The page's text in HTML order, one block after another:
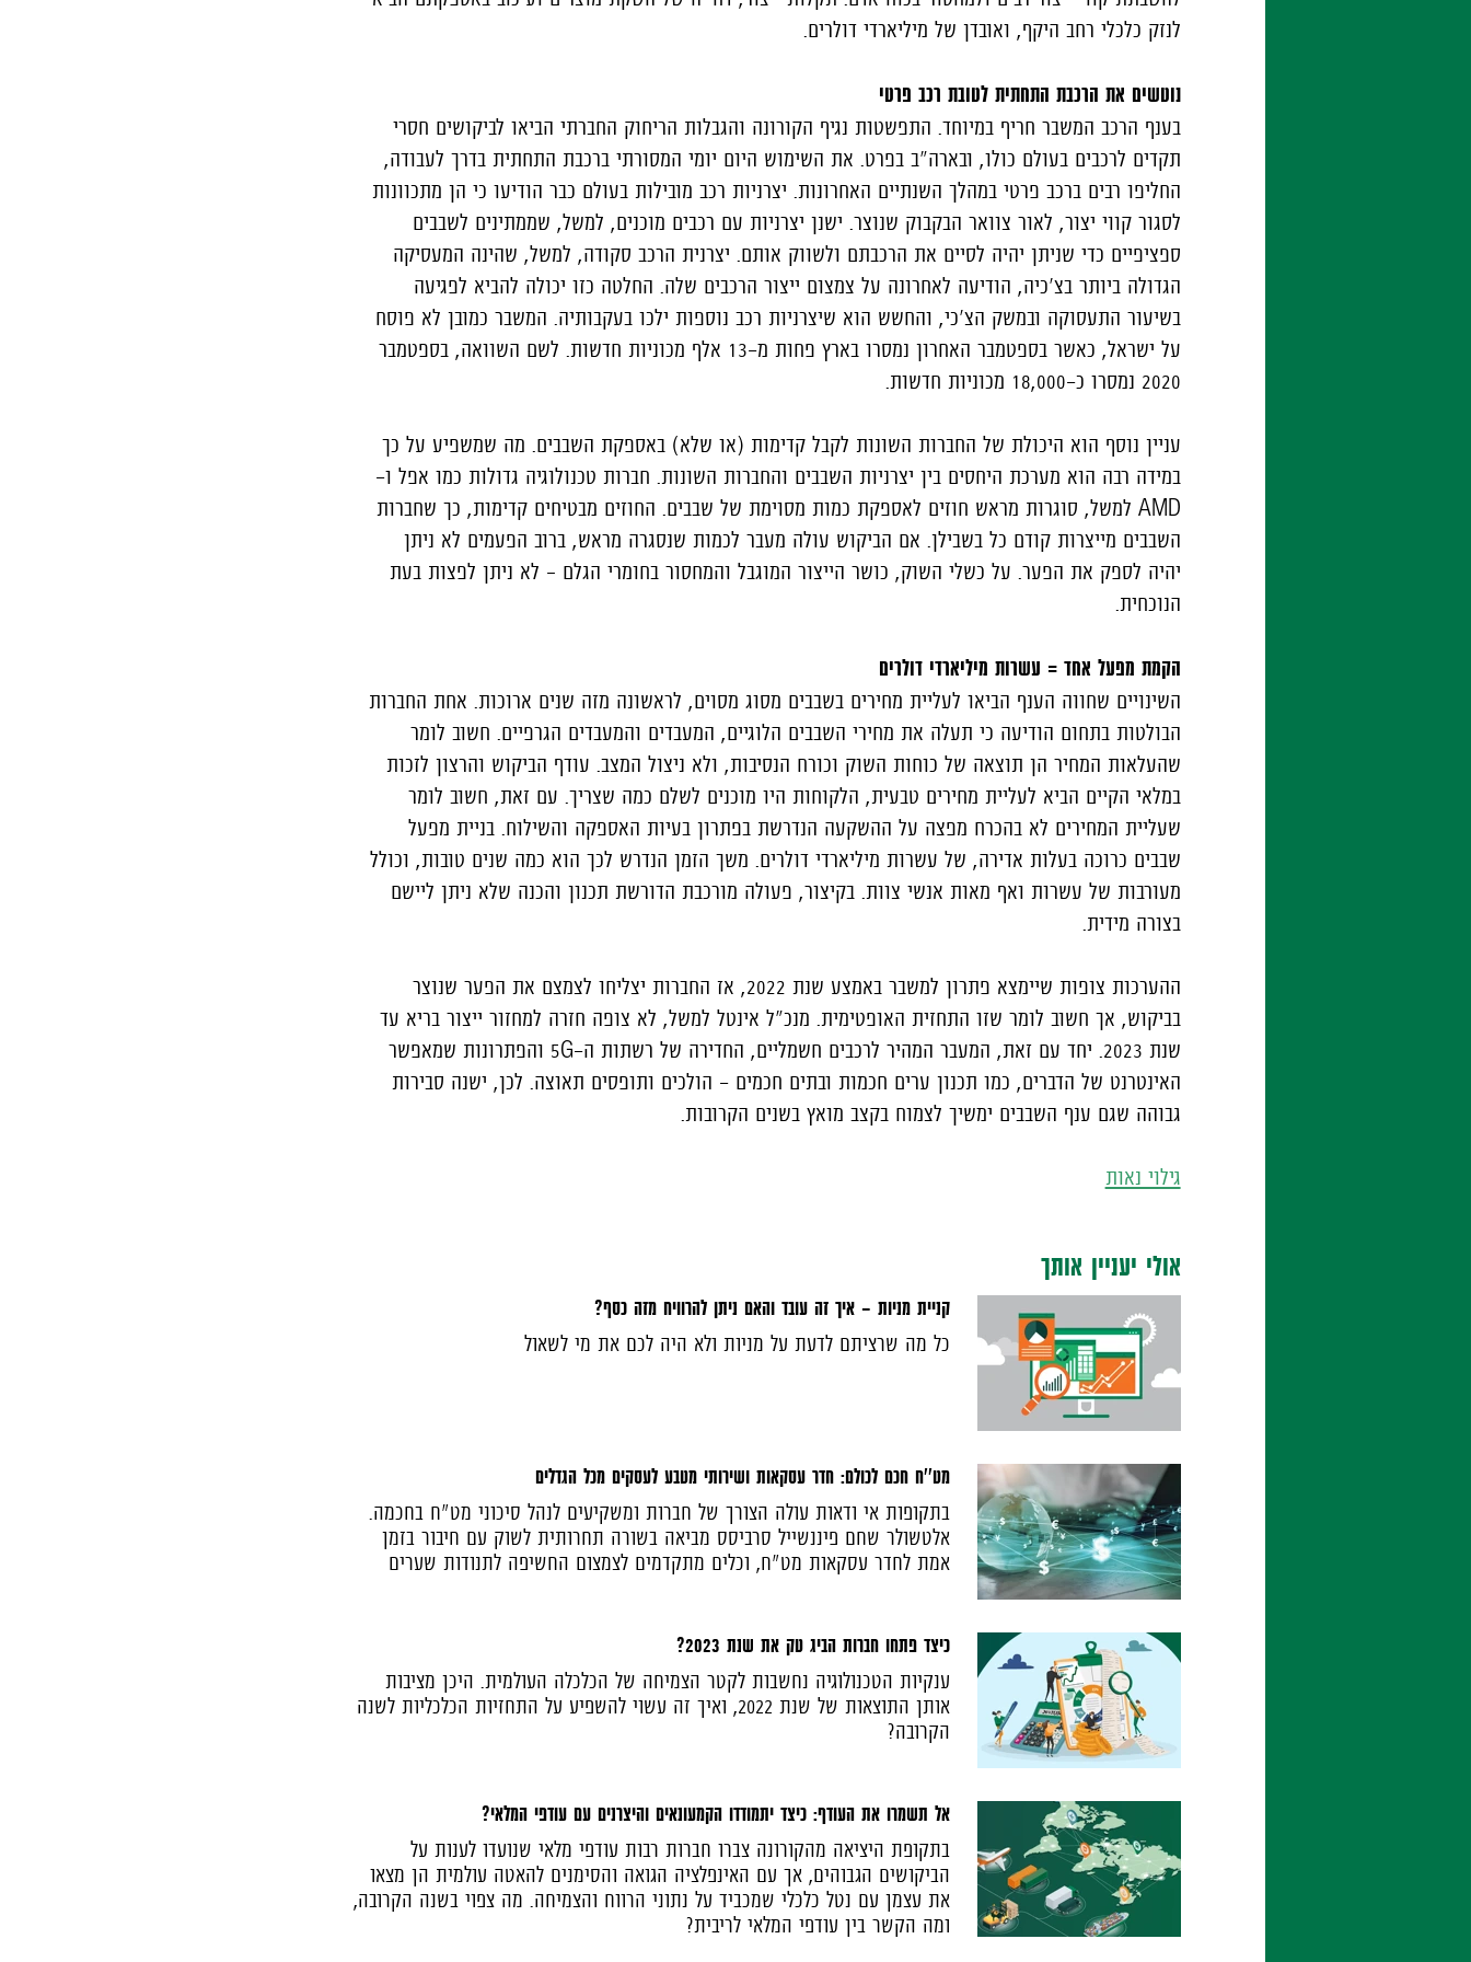
לנזק כלכלי רחב היקף, ואובדן של מיליארדי דולרים.
נוטשים את הרכבת התחתית לטובת רכב פרטי
בענף הרכב המשבר חריף במיוחד. התפשטות נגיף הקורונה והגבלות הריחוק החברתי הביאו לביקושים חסרי
תקדים לרכבים בעולם כולו, ובארה"ב בפרט. את השימוש היום יומי המסורתי ברכבת התחתית בדרך לעבודה,
החליפו רבים ברכב פרטי במהלך השנתיים האחרונות. יצרניות רכב מובילות בעולם כבר הודיעו כי הן מתכוונות
לסגור קווי יצור, לאור צוואר הבקבוק שנוצר. ישנן יצרניות עם רכבים מוכנים, למשל, שממתינים לשבבים
ספציפיים כדי שניתן יהיה לסיים את הרכבתם ולשווק אותם. יצרנית הרכב סקודה, למשל, שהינה המעסיקה
הגדולה ביותר בצ'כיה, הודיעה לאחרונה על צמצום ייצור הרכבים שלה. החלטה כזו יכולה להביא לפגיעה
בשיעור התעסוקה ובמשק הצ'כי, והחשש הוא שיצרניות רכב נוספות ילכו בעקבותיה. המשבר כמובן לא פוסח
על ישראל, כאשר בספטמבר האחרון נמסרו בארץ פחות מ-13 אלף מכוניות חדשות. לשם השוואה, בספטמבר
2020 נמסרו כ-18,000 מכוניות חדשות.
עניין נוסף הוא היכולת של החברות השונות לקבל קדימות (או שלא) באספקת השבבים. מה שמשפיע על כך
במידה רבה הוא מערכת היחסים בין יצרניות השבבים והחברות השונות. חברות טכנולוגיה גדולות כמו אפל ו-
AMD למשל, סוגרות מראש חוזים לאספקת כמות מסוימת של שבבים. החוזים מבטיחים קדימות, כך שחברות
השבבים מייצרות קודם כל בשבילן. אם הביקוש עולה מעבר לכמות שנסגרה מראש, ברוב הפעמים לא ניתן
יהיה לספק את הפער. על כשלי השוק, כושר הייצור המוגבל והמחסור בחומרי הגלם – לא ניתן לפצות בעת
הנוכחית.
הקמת מפעל אחד = עשרות מיליארדי דולרים
השינויים שחווה הענף הביאו לעליית מחירים בשבבים מסוג מסוים, לראשונה מזה שנים ארוכות. אחת החברות
הבולטות בתחום הודיעה כי תעלה את מחירי השבבים הלוגיים, המעבדים והמעבדים הגרפיים. חשוב לומר
שהעלאות המחיר הן תוצאה של כוחות השוק וכורח הנסיבות, ולא ניצול המצב. עודף הביקוש והרצון לזכות
במלאי הקיים הביא לעליית מחירים טבעית, הלקוחות היו מוכנים לשלם כמה שצריך. עם זאת, חשוב לומר
שעליית המחירים לא בהכרח מפצה על ההשקעה הנדרשת בפתרון בעיות האספקה והשילוח. בניית מפעל
שבבים כרוכה בעלות אדירה, של עשרות מיליארדי דולרים. משך הזמן הנדרש לכך הוא כמה שנים טובות, וכולל
מעורבות של עשרות ואף מאות אנשי צוות. בקיצור, פעולה מורכבת הדורשת תכנון והכנה שלא ניתן ליישם
בצורה מידית.
ההערכות צופות שיימצא פתרון למשבר באמצע שנת 2022, אז החברות יצליחו לצמצם את הפער שנוצר
בביקוש, אך חשוב לומר שזו התחזית האופטימית. מנכ"ל אינטל למשל, לא צופה חזרה למחזור ייצור בריא עד
שנת 2023. יחד עם זאת, המעבר המהיר לרכבים חשמליים, החדירה של רשתות ה-5
G
והפתרונות שמאפשר
האינטרנט של הדברים, כמו תכנון ערים חכמות ובתים חכמים - הולכים ותופסים תאוצה. לכן, ישנה סבירות
גבוהה שגם ענף השבבים ימשיך לצמוח בקצב מואץ בשנים הקרובות.
גילוי נאות
אולי יעניין אותך
קניית מניות - איך זה עובד והאם ניתן להרוויח מזה כסף?
כל מה שרציתם לדעת על מניות ולא היה לכם את מי לשאול
מט''ח חכם לכולם: חדר עסקאות ושירותי מטבע לעסקים מכל הגדלים
בתקופות אי ודאות עולה הצורך של חברות ומשקיעים לנהל סיכוני מט"ח בחכמה.
אלטשולר שחם פיננשייל סרביסס מביאה בשורה תחרותית לשוק עם חיבור בזמן
אמת לחדר עסקאות מט"ח, וכלים מתקדמים לצמצום החשיפה לתנודות שערים
כיצד פתחו חברות הביג טק את שנת 2023?
ענקיות הטכנולוגיה נחשבות לקטר הצמיחה של הכלכלה העולמית. היכן מציבות
אותן התוצאות של שנת 2022, ואיך זה עשוי להשפיע על התחזיות הכלכליות לשנה
הקרובה?
אל תשמרו את העודף: כיצד יתמודדו הקמעונאים והיצרנים עם עודפי המלאי?
בתקופת היציאה מהקורונה צברו חברות רבות עודפי מלאי שנועדו לענות על
הביקושים הגבוהים, אך עם האינפלציה הגואה והסימנים להאטה עולמית הן מצאו
את עצמן עם נטל כלכלי שמכביד על נתוני הרווח והצמיחה. מה צפוי בשנה הקרובה,
ומה הקשר בין עודפי המלאי לריבית?